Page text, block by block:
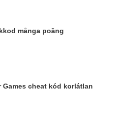
många poäng
Games cheat kód korlátlan